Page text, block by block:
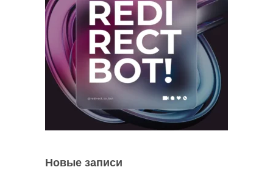
Новые записи